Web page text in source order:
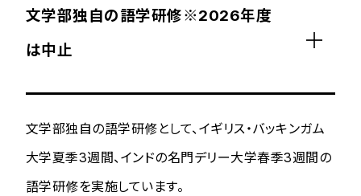
文学部独自の語学研修※2026年度
は中止
文学部独自の語学研修として、イギリス・バッキンガム
大学夏季3週間、インドの名門デリー大学春季3週間の
語学研修を実施しています。